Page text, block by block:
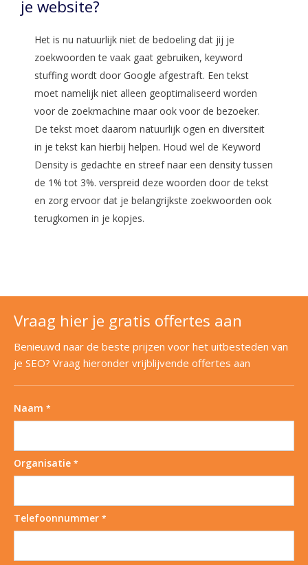
je website?
Het is nu natuurlijk niet de bedoeling dat jij je
zoekwoorden te vaak gaat gebruiken, keyword
stuffing wordt door Google afgestraft. Een tekst
moet namelijk niet alleen geoptimaliseerd worden
voor de zoekmachine maar ook voor de bezoeker.
De tekst moet daarom natuurlijk ogen en diversiteit
in je tekst kan hierbij helpen. Houd wel de Keyword
Density is gedachte en streef naar een density tussen
de 1% tot 3%. verspreid deze woorden door de tekst
en zorg ervoor dat je belangrijkste zoekwoorden ook
terugkomen in je kopjes.
Vraag hier je gratis offertes aan
Benieuwd naar de beste prijzen voor het uitbesteden van
je SEO? Vraag hieronder vrijblijvende offertes aan
Naam *
Organisatie *
Telefoonnummer *